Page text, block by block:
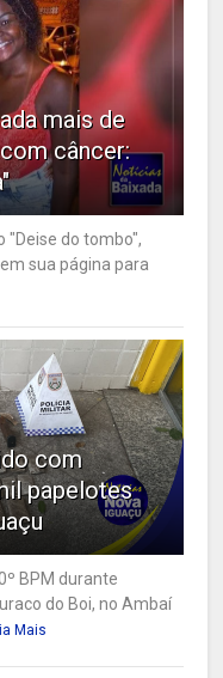
mais de
câncer:
"Deise do tombo",
sua página para
com
papelotes
BPM durante
do Boi, no Ambaí
Mais